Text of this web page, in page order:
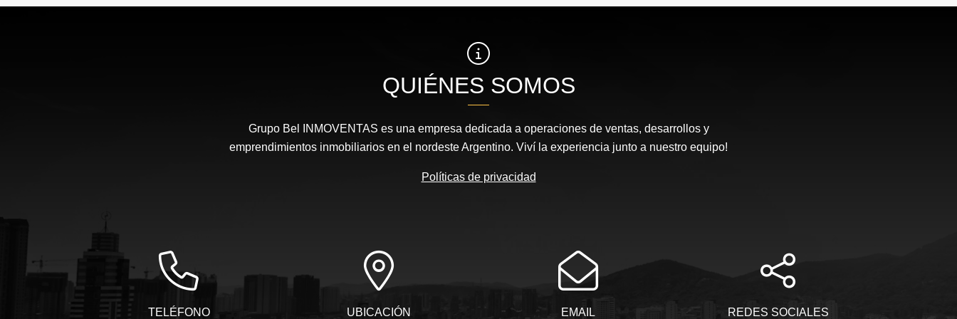
US$155,000
QUIÉNES SOMOS
Grupo Bel INMOVENTAS es una empresa dedicada a operaciones de ventas, desarrollos y
emprendimientos inmobiliarios en el nordeste Argentino. Viví la experiencia junto a nuestro equipo!
Políticas de privacidad
TELÉFONO UBICACIÓN EMAIL REDES SOCIALES